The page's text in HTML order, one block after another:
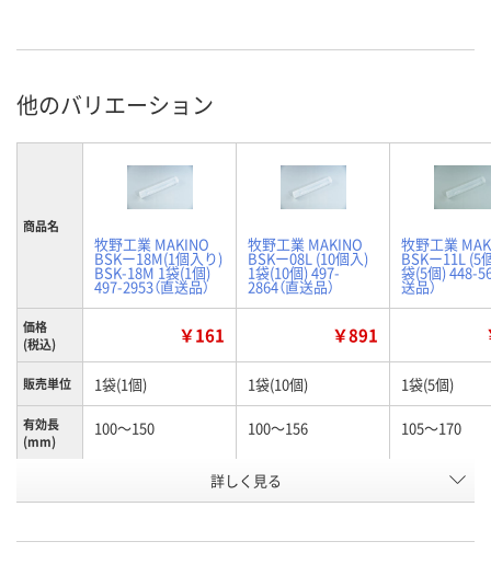
他のバリエーション
商品名
牧野工業 MAKINO
BSKー18M(1個入り)
BSK-18M 1袋(1個)
497-2953（直送品）
牧野工業 MAKINO
BSKー08L (10個入)
1袋(10個) 497-
2864（直送品）
牧野工業
BSKー11L (5
袋(5個) 448-
送品）
価格
(税込)
￥161 ￥891
販売単位 1袋(1個) 1袋(10個) 1袋(5個)
有効長
(mm)
100～150 100～156 105～170
N261156 K960603
詳しく見る